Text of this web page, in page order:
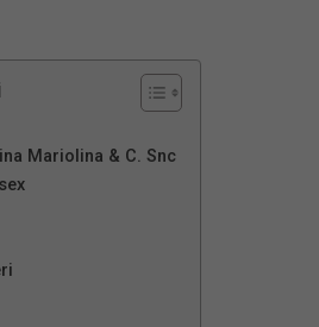
Mariolina & C. Snc